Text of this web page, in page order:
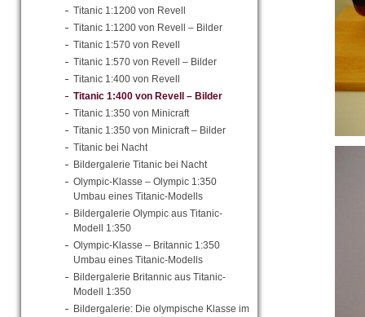
Titanic 1:1200 von Revell
Titanic 1:1200 von Revell – Bilder
Titanic 1:570 von Revell
Titanic 1:570 von Revell – Bilder
Titanic 1:400 von Revell
Titanic 1:400 von Revell – Bilder
Titanic 1:350 von Minicraft
Titanic 1:350 von Minicraft – Bilder
Titanic bei Nacht
Bildergalerie Titanic bei Nacht
Olympic-Klasse – Olympic 1:350
Umbau eines Titanic-Modells
Bildergalerie Olympic aus Titanic-
Modell 1:350
Olympic-Klasse – Britannic 1:350
Umbau eines Titanic-Modells
Bildergalerie Britannic aus Titanic-
Modell 1:350
Bildergalerie: Die olympische Klasse im